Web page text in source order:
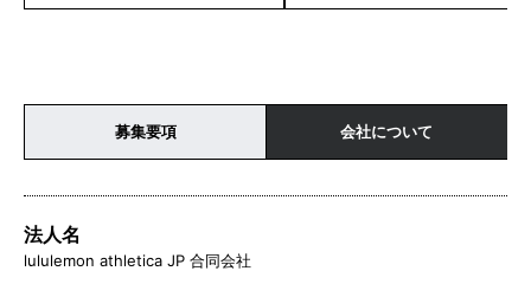
募集要項 会社について
法人名
lululemon athletica JP 合同会社